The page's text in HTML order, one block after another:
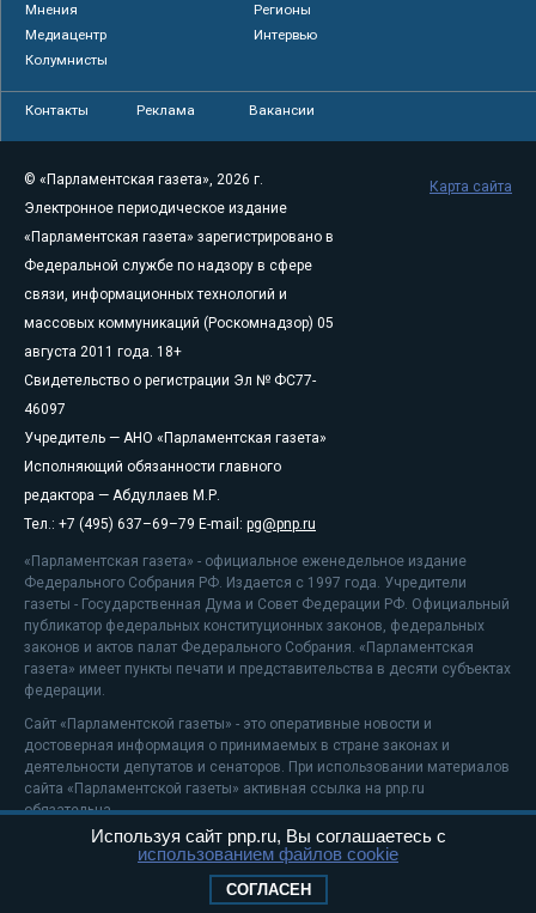
Мнения
Регионы
Медиацентр
Интервью
Колумнисты
Контакты Реклама Вакансии
© «Парламентская газета», 2026 г.
Электронное периодическое издание
«Парламентская газета» зарегистрировано в
Федеральной службе по надзору в сфере
связи, информационных технологий и
массовых коммуникаций (Роскомнадзор) 05
августа 2011 года. 18+
Свидетельство о регистрации Эл № ФС77-
46097
Учредитель — АНО «Парламентская газета»
Исполняющий обязанности главного
редактора — Абдуллаев М.Р.
Тел.: +7 (495) 637–69–79 E-mail: pg@pnp.ru
«Парламентская газета» - официальное еженедельное издание
Федерального Собрания РФ. Издается с 1997 года. Учредители
газеты - Государственная Дума и Совет Федерации РФ. Официальный
публикатор федеральных конституционных законов, федеральных
законов и актов палат Федерального Собрания. «Парламентская
газета» имеет пункты печати и представительства в десяти субъектах
федерации.
Сайт «Парламентской газеты» - это оперативные новости и
достоверная информация о принимаемых в стране законах и
деятельности депутатов и сенаторов. При использовании материалов
сайта «Парламентской газеты» активная ссылка на pnp.ru
обязательна.
На информационном ресурсе применяютсярекомендательные
Положение о защите персональных данных
Карта сайта
Используя сайт pnp.ru, Вы соглашаетесь с
использованием файлов cookie
СОГЛАСЕН